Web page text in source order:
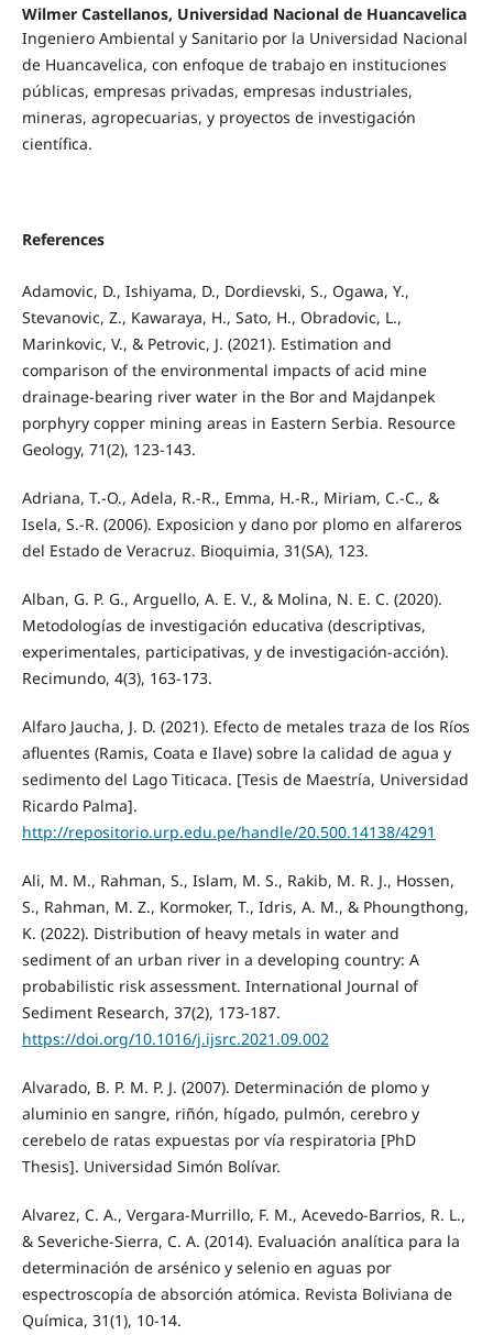
Wilmer Castellanos, Universidad Nacional de Huancavelica
Ingeniero Ambiental y Sanitario por la Universidad Nacional
de Huancavelica, con enfoque de trabajo en instituciones
públicas, empresas privadas, empresas industriales,
mineras, agropecuarias, y proyectos de investigación
científica.
References
Adamovic, D., Ishiyama, D., Dordievski, S., Ogawa, Y.,
Stevanovic, Z., Kawaraya, H., Sato, H., Obradovic, L.,
Marinkovic, V., & Petrovic, J. (2021). Estimation and
comparison of the environmental impacts of acid mine
drainage-bearing river water in the Bor and Majdanpek
porphyry copper mining areas in Eastern Serbia. Resource
Geology, 71(2), 123-143.
Adriana, T.-O., Adela, R.-R., Emma, H.-R., Miriam, C.-C., &
Isela, S.-R. (2006). Exposicion y dano por plomo en alfareros
del Estado de Veracruz. Bioquimia, 31(SA), 123.
Alban, G. P. G., Arguello, A. E. V., & Molina, N. E. C. (2020).
Metodologías de investigación educativa (descriptivas,
experimentales, participativas, y de investigación-acción).
Recimundo, 4(3), 163-173.
Alfaro Jaucha, J. D. (2021). Efecto de metales traza de los Ríos
afluentes (Ramis, Coata e Ilave) sobre la calidad de agua y
sedimento del Lago Titicaca. [Tesis de Maestría, Universidad
Ricardo Palma].
http://repositorio.urp.edu.pe/handle/20.500.14138/4291
Ali, M. M., Rahman, S., Islam, M. S., Rakib, M. R. J., Hossen,
S., Rahman, M. Z., Kormoker, T., Idris, A. M., & Phoungthong,
K. (2022). Distribution of heavy metals in water and
sediment of an urban river in a developing country: A
probabilistic risk assessment. International Journal of
Sediment Research, 37(2), 173-187.
https://doi.org/10.1016/j.ijsrc.2021.09.002
Alvarado, B. P. M. P. J. (2007). Determinación de plomo y
aluminio en sangre, riñón, hígado, pulmón, cerebro y
cerebelo de ratas expuestas por vía respiratoria [PhD
Thesis]. Universidad Simón Bolívar.
Alvarez, C. A., Vergara-Murrillo, F. M., Acevedo-Barrios, R. L.,
& Severiche-Sierra, C. A. (2014). Evaluación analítica para la
determinación de arsénico y selenio en aguas por
espectroscopía de absorción atómica. Revista Boliviana de
Química, 31(1), 10-14.